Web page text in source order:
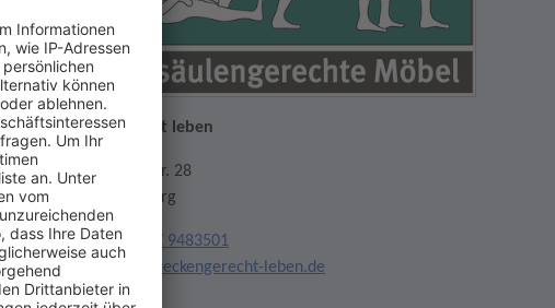
Rückengerecht leben
Haselwanderstr. 28
77652 Offenburg
Telefon:0781 / 9483501
Email:
info@rueckengerecht-leben.de
Website